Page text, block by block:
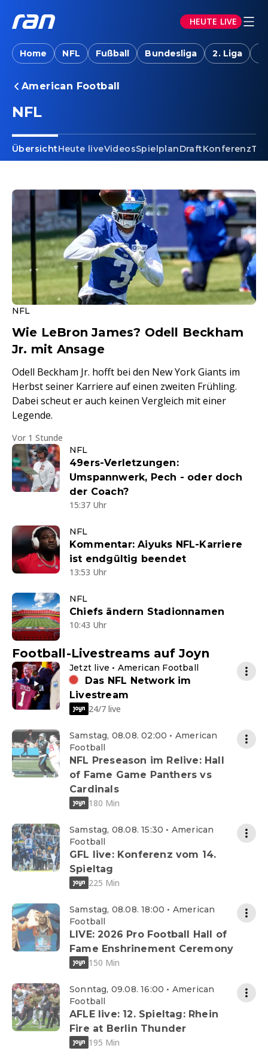
HEUTE LIVE
Home NFL Fußball Bundesliga 2. Liga
American Football
NFL
ÜbersichtHeute liveVideosSpielplanDraftKonferenz
NFL
Wie LeBron James? Odell Beckham
Jr. mit Ansage
Odell Beckham Jr. hofft bei den New York Giants im
Herbst seiner Karriere auf einen zweiten Frühling.
Dabei scheut er auch keinen Vergleich mit einer
Legende.
Vor 1 Stunde
NFL
49ers-Verletzungen:
Umspannwerk, Pech - oder doch
der Coach?
15:37 Uhr
NFL
Kommentar: Aiyuks NFL-Karriere
ist endgültig beendet
13:53 Uhr
NFL
Chiefs ändern Stadionnamen
10:43 Uhr
Football-Livestreams auf Joyn
Jetzt live • American Football
Das NFL Network im
Livestream
24/7 live
Samstag, 08.08. 02:00 • American
Football
NFL Preseason im Relive: Hall
of Fame Game Panthers vs
Cardinals
180 Min
Samstag, 08.08. 15:30 • American
Football
GFL live: Konferenz vom 14.
Spieltag
225 Min
Samstag, 08.08. 18:00 • American
Football
LIVE: 2026 Pro Football Hall of
Fame Enshrinement Ceremony
150 Min
Sonntag, 09.08. 16:00 • American
Football
AFLE live: 12. Spieltag: Rhein
Fire at Berlin Thunder
195 Min